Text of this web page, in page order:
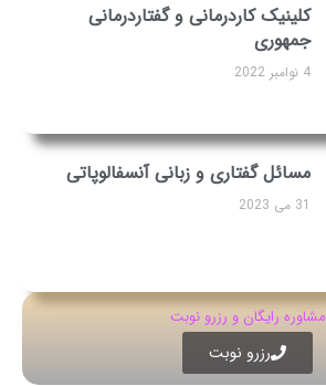
کلینیک کاردرمانی و گفتاردرمانی
جمهوری
4 نوامبر 2022
مسائل گفتاری و زبانی آنسفالوپاتی
31 می 2023
مشاوره رایگان و رزرو نوبت
رزرو نوبت